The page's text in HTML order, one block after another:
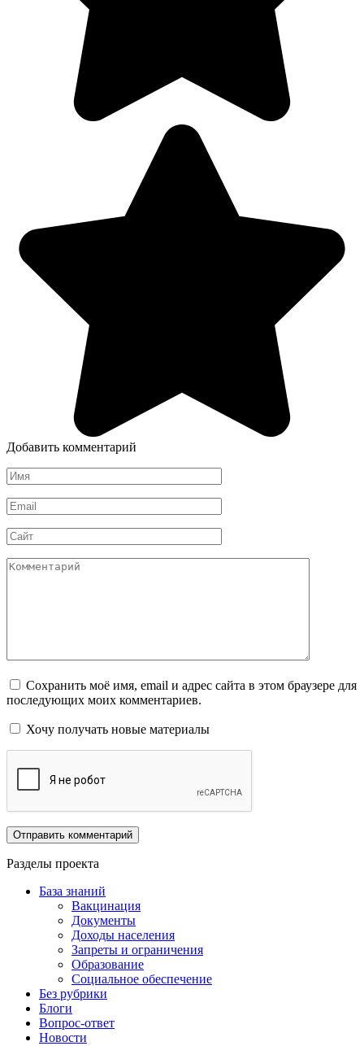
Добавить комментарий
Имя
*
Email
*
Сайт
Комментарий
Сохранить моё имя, email и адрес сайта в этом браузере для
последующих моих комментариев.
Хочу получать новые материалы
Разделы проекта
База знаний
Вакцинация
Документы
Доходы населения
Запреты и ограничения
Образование
Социальное обеспечение
Без рубрики
Блоги
Вопрос-ответ
Новости